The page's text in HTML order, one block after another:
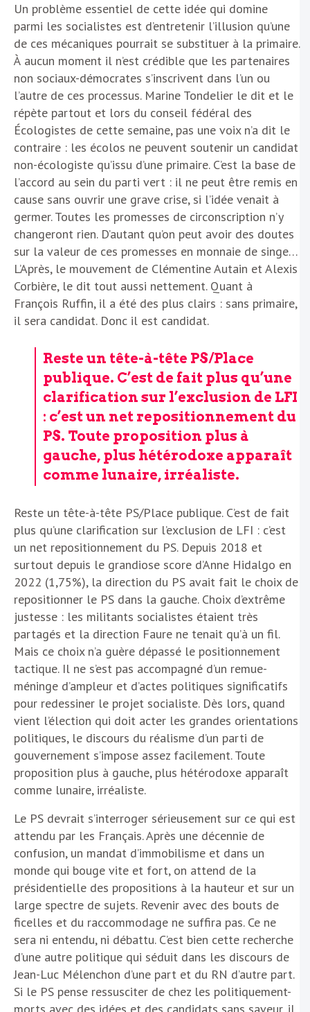
Un problème essentiel de cette idée qui domine
parmi les socialistes est d’entretenir l’illusion qu’une
de ces mécaniques pourrait se substituer à la primaire.
À aucun moment il n’est crédible que les partenaires
non sociaux-démocrates s’inscrivent dans l’un ou
l’autre de ces processus. Marine Tondelier le dit et le
répète partout et lors du conseil fédéral des
Écologistes de cette semaine, pas une voix n’a dit le
contraire : les écolos ne peuvent soutenir un candidat
non-écologiste qu’issu d’une primaire. C’est la base de
l’accord au sein du parti vert : il ne peut être remis en
cause sans ouvrir une grave crise, si l’idée venait à
germer. Toutes les promesses de circonscription n’y
changeront rien. D’autant qu’on peut avoir des doutes
sur la valeur de ces promesses en monnaie de singe…
L’Après, le mouvement de Clémentine Autain et Alexis
Corbière, le dit tout aussi nettement. Quant à
François Ruffin, il a été des plus clairs : sans primaire,
il sera candidat. Donc il est candidat.
Reste un tête-à-tête PS/Place
publique. C’est de fait plus qu’une
clarification sur l’exclusion de LFI
: c’est un net repositionnement du
PS. Toute proposition plus à
gauche, plus hétérodoxe apparaît
comme lunaire, irréaliste.
Reste un tête-à-tête PS/Place publique. C’est de fait
plus qu’une clarification sur l’exclusion de LFI : c’est
un net repositionnement du PS. Depuis 2018 et
surtout depuis le grandiose score d’Anne Hidalgo en
2022 (1,75%), la direction du PS avait fait le choix de
repositionner le PS dans la gauche. Choix d’extrême
justesse : les militants socialistes étaient très
partagés et la direction Faure ne tenait qu’à un fil.
Mais ce choix n’a guère dépassé le positionnement
tactique. Il ne s’est pas accompagné d’un remue-
méninge d’ampleur et d’actes politiques significatifs
pour redessiner le projet socialiste. Dès lors, quand
vient l’élection qui doit acter les grandes orientations
politiques, le discours du réalisme d’un parti de
gouvernement s’impose assez facilement. Toute
proposition plus à gauche, plus hétérodoxe apparaît
comme lunaire, irréaliste.
Le PS devrait s’interroger sérieusement sur ce qui est
attendu par les Français. Après une décennie de
confusion, un mandat d’immobilisme et dans un
monde qui bouge vite et fort, on attend de la
présidentielle des propositions à la hauteur et sur un
large spectre de sujets. Revenir avec des bouts de
ficelles et du raccommodage ne suffira pas. Ce ne
sera ni entendu, ni débattu. C’est bien cette recherche
d’une autre politique qui séduit dans les discours de
Jean-Luc Mélenchon d’une part et du RN d’autre part.
Si le PS pense ressusciter de chez les politiquement-